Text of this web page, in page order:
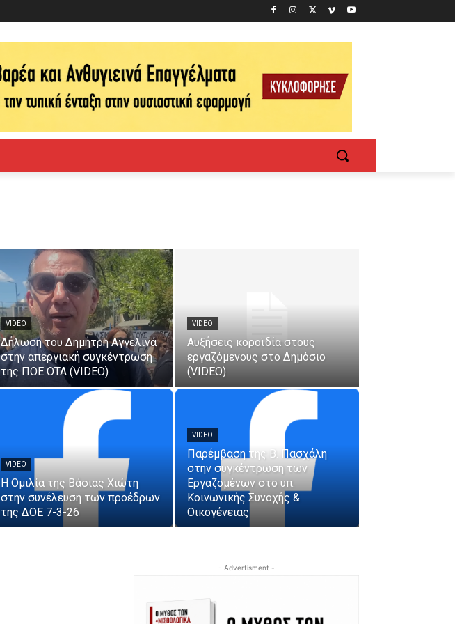
VIDEO
Δήλωση του Δημήτρη Αγγελινά
στην απεργιακή συγκέντρωση
της ΠΟΕ ΟΤΑ (VIDEO)
VIDEO
Αυξήσεις κοροϊδία στους
εργαζόμενους στο Δημόσιο
(VIDEO)
VIDEO
Η Ομιλία της Βάσιας Χιώτη
στην συνέλευση των προέδρων
της ΔΟΕ 7-3-26
VIDEO
Παρέμβαση της Β. Πασχάλη
στην συγκέντρωση των
Εργαζομένων στο υπ.
Κοινωνικής Συνοχής &
Οικογένειας
- Advertisment -